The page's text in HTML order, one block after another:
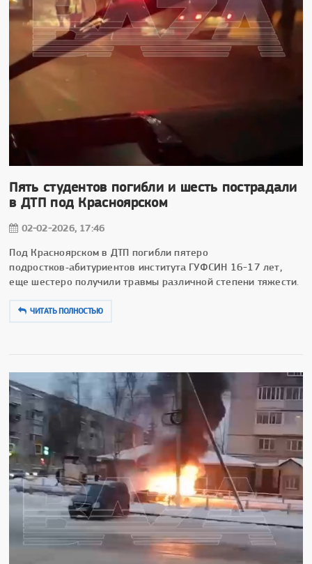
Пять студентов погибли и шесть пострадали
в ДТП под Красноярском
02-02-2026, 17:46
Под Красноярском в ДТП погибли пятеро
подростков‑абитуриентов института ГУФСИН 16-17 лет,
еще шестеро получили травмы различной степени тяжести.
ЧИТАТЬ ПОЛНОСТЬЮ